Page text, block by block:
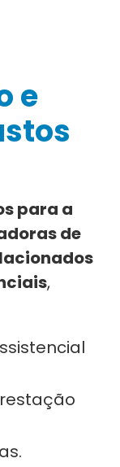
e
para a
de
,